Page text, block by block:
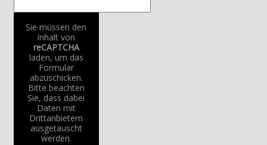
Sie müssen den
Inhalt von
reCAPTCHA
laden, um das
Formular
abzuschicken.
Bitte beachten
Sie, dass dabei
Daten mit
Drittanbietern
ausgetauscht
werden.